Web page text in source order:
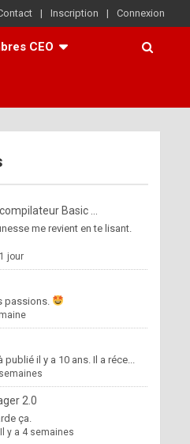
Inscription Connexion
CEO
Basic ...
me revient en te lisant.
1 jour
passions.
publié il y a 10 ans. Il a réce...
semaines
2.0
ça.
Il y a 4 semaines